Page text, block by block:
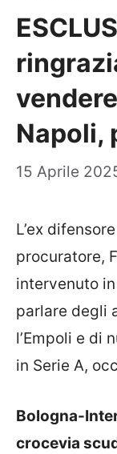
Napoli,
15 Aprile
L’ex
procuratore,
intervenuto
parlare degli
l’Empoli e di
in Serie A,
Bologna-
crocevia